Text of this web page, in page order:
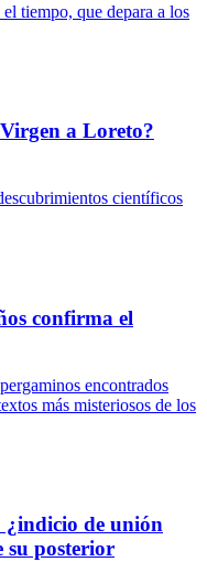
tiempo, que depara a los
a Loreto?
científicos
confirma el
encontrados
más misteriosos de los
¿indicio de unión
su posterior